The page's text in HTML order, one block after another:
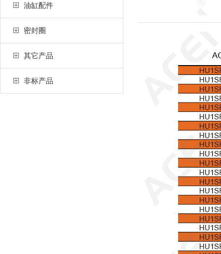
油缸配件
密封圈
其它产品
非标产品